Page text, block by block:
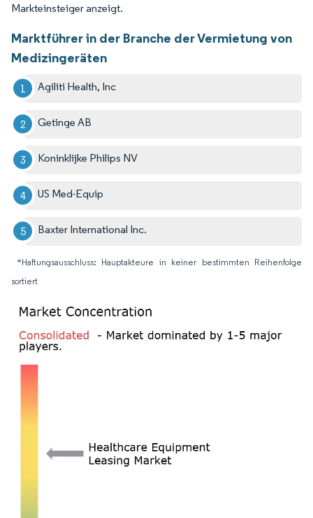
Markteinsteiger anzeigt.
Marktführer in der Branche der Vermietung von
Medizingeräten
Agiliti Health, Inc
Getinge AB
Koninklijke Philips NV
US Med-Equip
Baxter International Inc.
*Haftungsausschluss: Hauptakteure in keiner bestimmten Reihenfolge
sortiert